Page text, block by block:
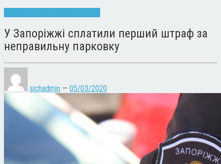
У Запоріжжі сплатили перший штраф за
неправильну парковку
sichadmin — 05/03/2020